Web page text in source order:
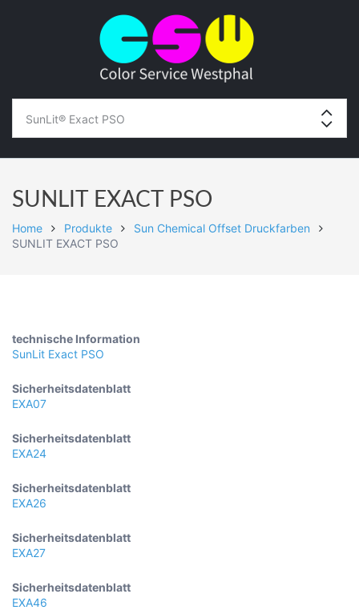
SUNLIT EXACT PSO
Home Produkte
Sun Chemical Offset Druckfarben
SUNLIT EXACT PSO
technische Information
SunLit Exact PSO
Sicherheitsdatenblatt
EXA07
Sicherheitsdatenblatt
EXA24
Sicherheitsdatenblatt
EXA26
Sicherheitsdatenblatt
EXA27
Sicherheitsdatenblatt
EXA46